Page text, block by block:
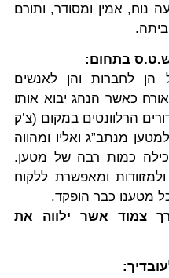
נוח, אמין ומסודר, ותורם
בתחום:
הן לחברות והן לאנשים
כאשר הנהג יבוא אותו
הרלוונטים במקום (צ’ק
מנתב”ג ואליו ומהווה
כמות רבה של מטען.
ומאפשרת ללקוח
מטענו כבר הופקד.
צמוד אשר ילווה את